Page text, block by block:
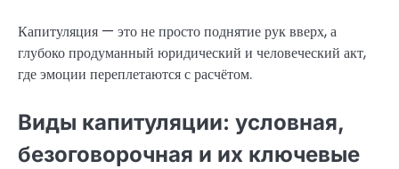
Капитуляция — это не просто поднятие рук вверх, а
глубоко продуманный юридический и человеческий акт,
где эмоции переплетаются с расчётом.
Виды капитуляции: условная,
безоговорочная и их ключевые